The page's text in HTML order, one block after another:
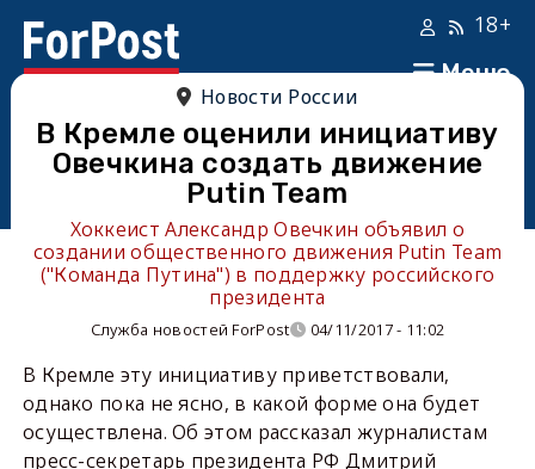
Меню
18+
Новости России
В Кремле оценили инициативу
Овечкина создать движение
Putin Team
Хоккеист Александр Овечкин объявил о
создании общественного движения Putin Team
("Команда Путина") в поддержку российского
президента
Служба новостей ForPost 04/11/2017 - 11:02
В Кремле эту инициативу приветствовали,
однако пока не ясно, в какой форме она будет
осуществлена. Об этом рассказал журналистам
пресс-секретарь президента РФ Дмитрий